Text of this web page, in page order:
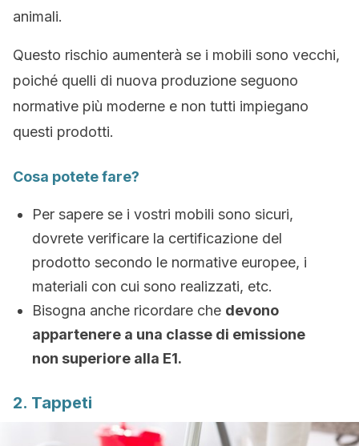
animali.
Questo rischio aumenterà se i mobili sono vecchi,
poiché quelli di nuova produzione seguono
normative più moderne e non tutti impiegano
questi prodotti.
Cosa potete fare?
Per sapere se i vostri mobili sono sicuri,
dovrete verificare la certificazione del
prodotto secondo le normative europee, i
materiali con cui sono realizzati, etc.
Bisogna anche ricordare che devono
appartenere a una classe di emissione
non superiore alla E1.
2. Tappeti